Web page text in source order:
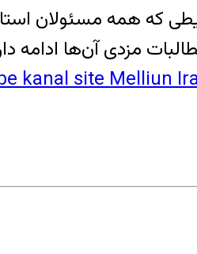
که همه مسئولان
مزدی آن‌ها ادامه